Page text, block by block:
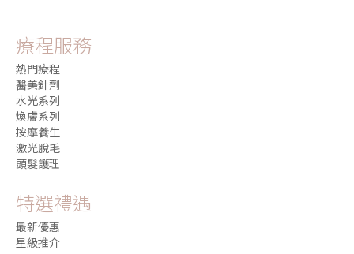
療程服務
熱門療程
醫美針劑
水光系列
煥膚系列
按摩養生
激光脫毛
頭髮護理
特選禮遇
最新優惠
星級推介